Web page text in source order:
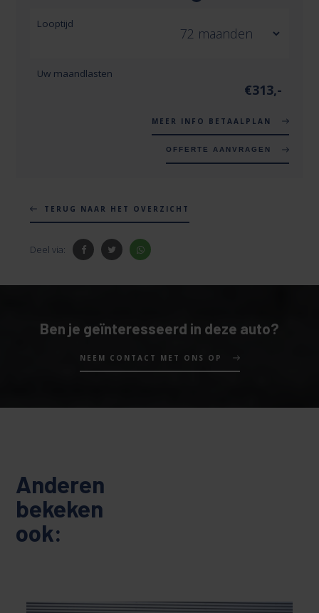
Looptijd
Uw maandlasten
€313,-
MEER INFO BETAALPLAN
OFFERTE AANVRAGEN
TERUG NAAR HET OVERZICHT
Deel via:
Ben je geïnteresseerd in deze auto?
NEEM CONTACT MET ONS OP
Anderen
bekeken
ook: